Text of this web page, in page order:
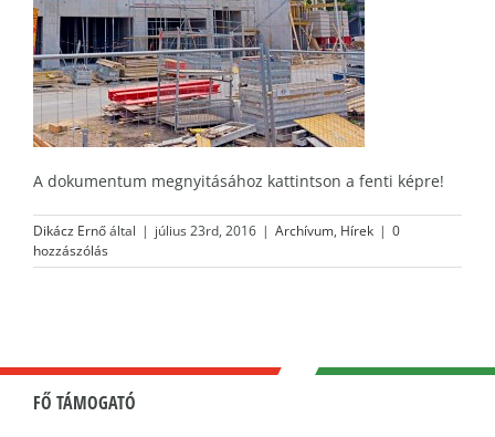
A dokumentum megnyitásához kattintson a fenti képre!
Dikácz Ernőáltal | július 23rd, 2016 | Archívum, Hírek | 0
hozzászólás
FŐ TÁMOGATÓ